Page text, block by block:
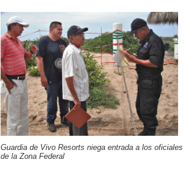
Guardia de Vivo Resorts niega entrada a los oficiales
de la Zona Federal